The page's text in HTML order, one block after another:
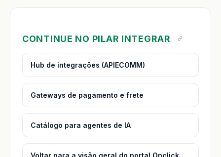
CONTINUE NO PILAR INTEGRAR
Hub de integrações (APIECOMM)
Gateways de pagamento e frete
Catálogo para agentes de IA
Voltar para a visão geral do portal Onclick